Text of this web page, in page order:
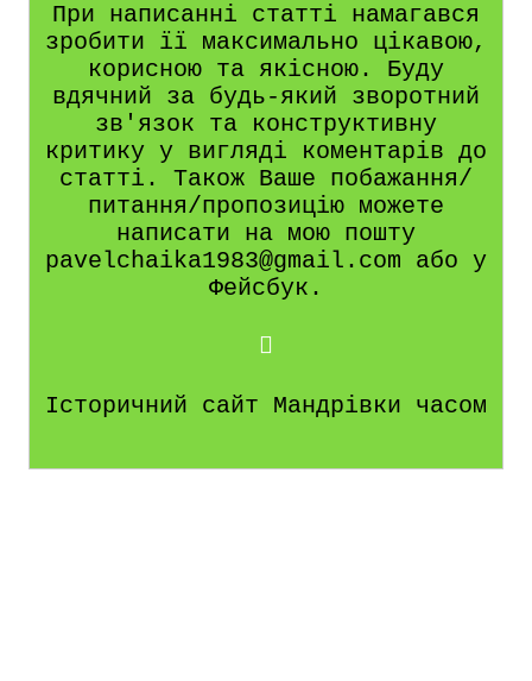
При написанні статті намагався
зробити її максимально цікавою,
корисною та якісною. Буду
вдячний за будь-який зворотний
зв'язок та конструктивну
критику у вигляді коментарів до
статті. Також Ваше побажання/
питання/пропозицію можете
написати на мою пошту
pavelchaika1983@gmail.com або у
Фейсбук.
Історичний сайт Мандрівки часом